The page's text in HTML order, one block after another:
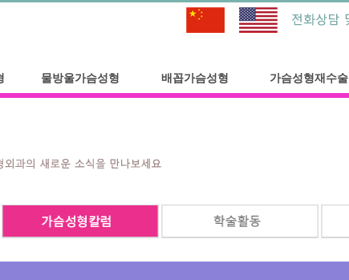
물방울가슴성형 배꼽가슴성형 가슴성형재수술